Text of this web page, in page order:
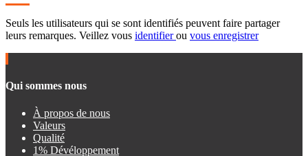
Seuls les utilisateurs qui se sont identifiés peuvent faire partager
leurs remarques. Veillez vous identifierou vous enregistrer
Qui sommes nous
À propos de nous
Valeurs
Qualité
1% Dévéloppement